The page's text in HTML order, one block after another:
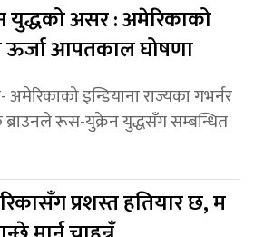
युद्धको असर : अमेरिकाको
ऊर्जा आपतकाल घोषणा
अमेरिकाको इन्डियाना राज्यका गभर्नर
रूस-युक्रेन युद्धसँग सम्बन्धित
प्रशस्त हतियार छ, म